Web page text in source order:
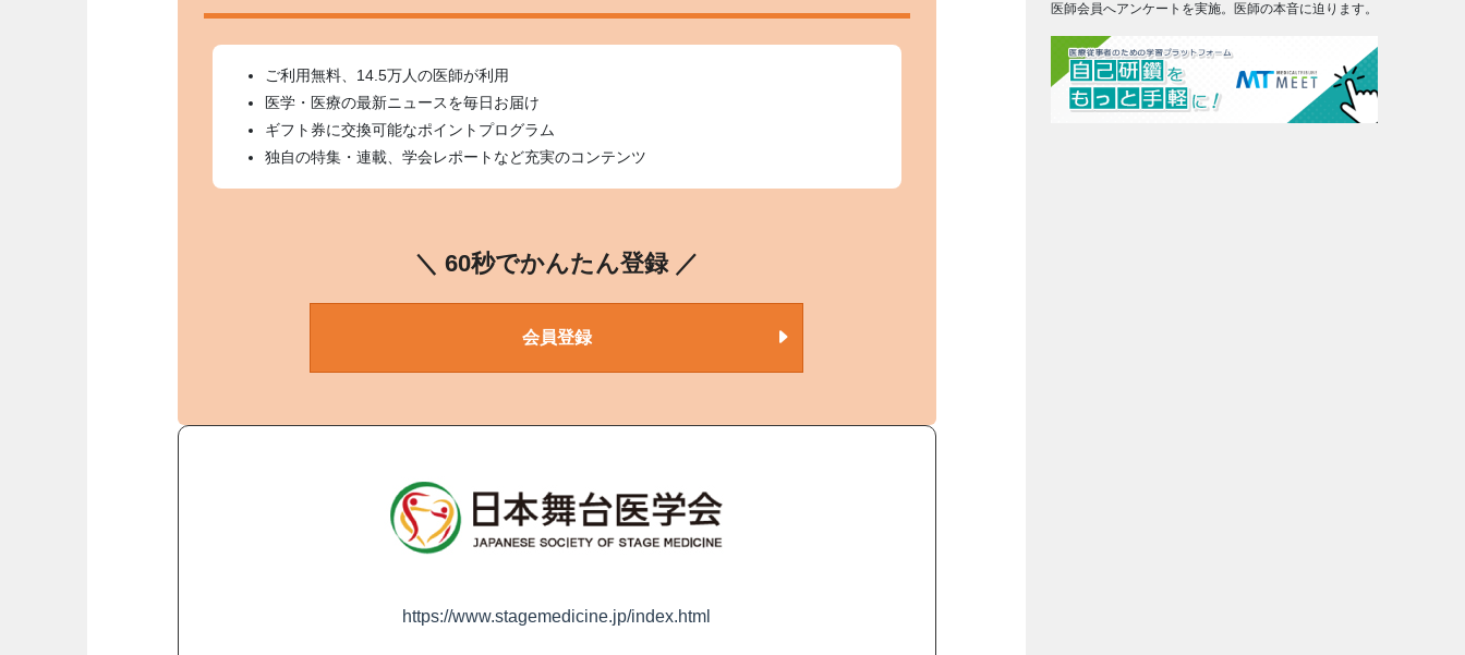
ご利用無料、14.5万人の医師が利用
医学・医療の最新ニュースを毎日お届け
ギフト券に交換可能なポイントプログラム
独自の特集・連載、学会レポートなど充実のコンテンツ
＼ 60秒でかんたん登録 ／
会員登録
https://www.stagemedicine.jp/index.html
医師会員へアンケートを実施。医師の本音に迫ります。